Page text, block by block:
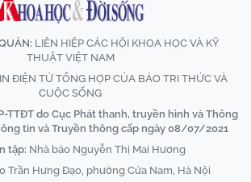
LIÊN HIỆP CÁC HỘI KHOA HỌC VÀ KỸ
THUẬT VIỆT NAM
ĐIỆN TỬ TỔNG HỢP CỦA BÁO TRI THỨC VÀ
CUỘC SỐNG
TTĐT do Cục Phát thanh, truyền hình và Thông
tin và Truyền thông cấp ngày 08/07/2021
tập: Nhà báo Nguyễn Thị Mai Hương
Trần Hưng Đạo, phường Cửa Nam, Hà Nội